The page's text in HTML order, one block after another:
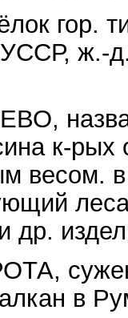
гор.
ж.-
к-рых
весом.
др.
в